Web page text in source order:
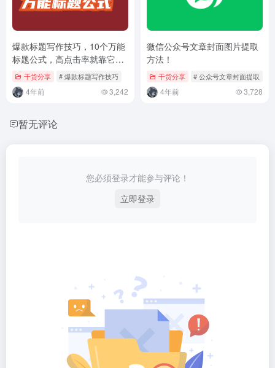
爆款标题写作技巧，10个万能
标题公式，高点击率就靠它
了！干货分享 # 爆款标题写作技巧
4年前 3,242
微信公众号文章封面图片提取
方法！
干货分享 # 公众号文章封面提取
4年前 3,728
暂无评论
您必须登录才能参与评论！
立即登录